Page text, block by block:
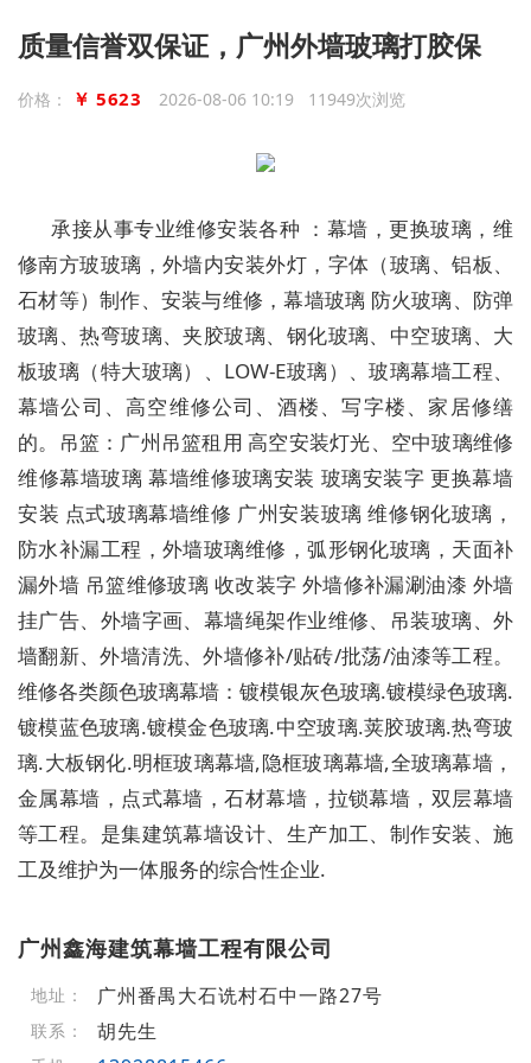
质量信誉双保证，广州外墙玻璃打胶保
价格： ￥ 5623 2026-08-06 10:19 11949次浏览
承接从事专业维修安装各种 ：幕墙，更换玻璃，维
修南方玻玻璃，外墙内安装外灯，字体（玻璃、铝板、
石材等）制作、安装与维修，幕墙玻璃 防火玻璃、防弹
玻璃、热弯玻璃、夹胶玻璃、钢化玻璃、中空玻璃、大
板玻璃（特大玻璃）、LOW-E玻璃）、玻璃幕墙工程、
幕墙公司、高空维修公司、酒楼、写字楼、家居修缮
的。吊篮：广州吊篮租用 高空安装灯光、空中玻璃维修
维修幕墙玻璃 幕墙维修玻璃安装 玻璃安装字 更换幕墙
安装 点式玻璃幕墙维修 广州安装玻璃 维修钢化玻璃，
防水补漏工程，外墙玻璃维修，弧形钢化玻璃，天面补
漏外墙 吊篮维修玻璃 收改装字 外墙修补漏涮油漆 外墙
挂广告、外墙字画、幕墙绳架作业维修、吊装玻璃、外
墙翻新、外墙清洗、外墙修补/贴砖/批荡/油漆等工程。
维修各类颜色玻璃幕墙：镀模银灰色玻璃.镀模绿色玻璃.
镀模蓝色玻璃.镀模金色玻璃.中空玻璃.荚胶玻璃.热弯玻
璃.大板钢化.明框玻璃幕墙,隐框玻璃幕墙,全玻璃幕墙，
金属幕墙，点式幕墙，石材幕墙，拉锁幕墙，双层幕墙
等工程。是集建筑幕墙设计、生产加工、制作安装、施
工及维护为一体服务的综合性企业.
广州鑫海建筑幕墙工程有限公司
地址： 广州番禺大石诜村石中一路27号
联系： 胡先生